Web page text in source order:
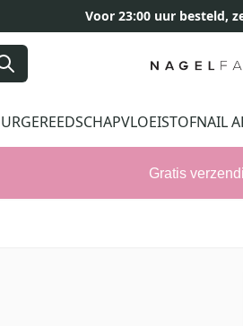
Voor 23:00 uur besteld,
GEREEDSCHAPVLOEISTOFNAIL
Gratis